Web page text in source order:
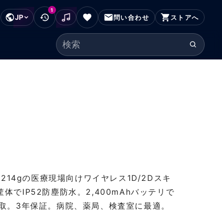
フッターにスキップ
JP
1
問い合わせ ストアへ
検索ワード
の医療現場向けワイヤレス1D/2Dスキ
でIP52防塵防水。2,400mAhバッテリで
3年保証。病院、薬局、検査室に最適。